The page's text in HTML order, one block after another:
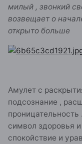
милый , звонкий
возвещает о
открыто больше
Амулет с
подсознание ,
символ здоровья
спокойствие и